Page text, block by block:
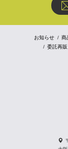
お知らせ 商
委託再販